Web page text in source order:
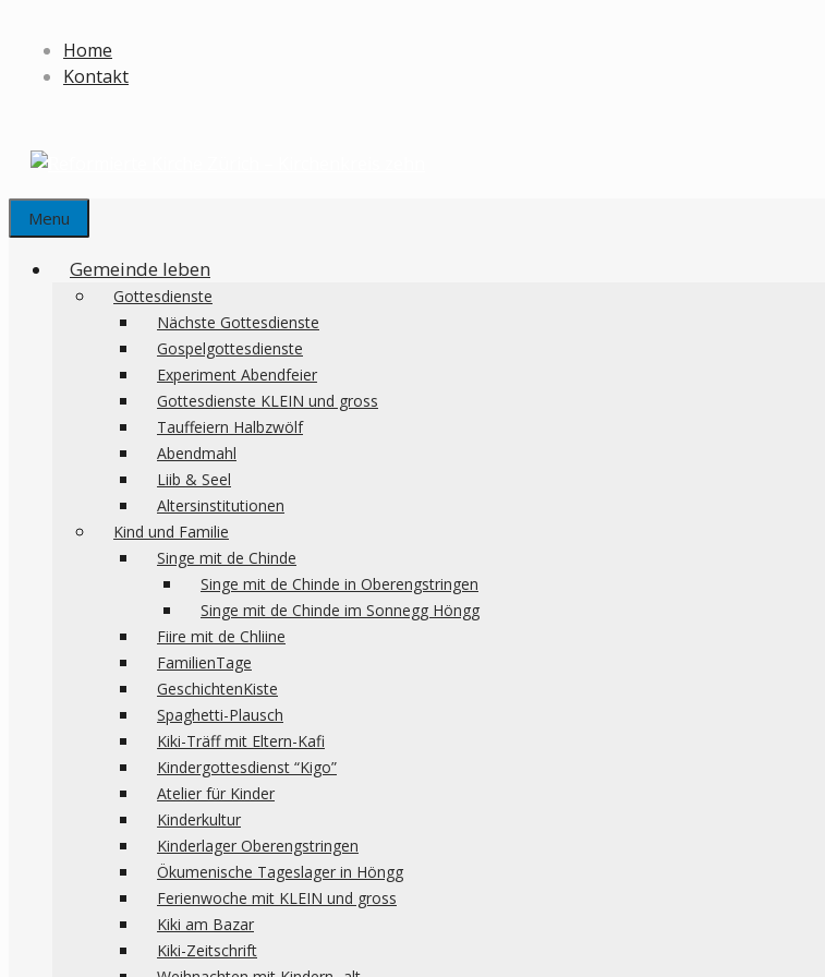
Inhalt
Home
Kontakt
Menu
Gemeinde leben
Gottesdienste
Nächste Gottesdienste
Gospelgottesdienste
Experiment Abendfeier
Gottesdienste KLEIN und gross
Tauffeiern Halbzwölf
Abendmahl
Liib & Seel
Altersinstitutionen
Kind und Familie
Singe mit de Chinde
Singe mit de Chinde in Oberengstringen
Singe mit de Chinde im Sonnegg Höngg
Fiire mit de Chliine
FamilienTage
GeschichtenKiste
Spaghetti-Plausch
Kiki-Träff mit Eltern-Kafi
Kindergottesdienst “Kigo”
Atelier für Kinder
Kinderkultur
Kinderlager Oberengstringen
Ökumenische Tageslager in Höngg
Ferienwoche mit KLEIN und gross
Kiki am Bazar
Kiki-Zeitschrift